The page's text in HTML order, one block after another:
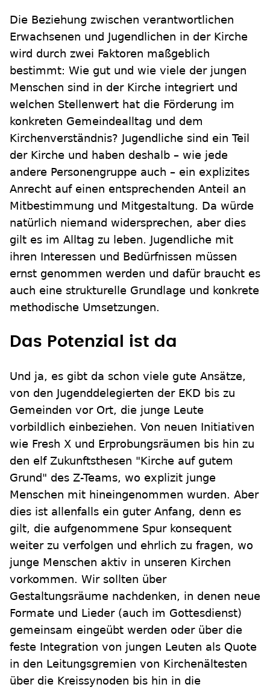
Die Beziehung zwischen verantwortlichen
Erwachsenen und Jugendlichen in der Kirche
wird durch zwei Faktoren maßgeblich
bestimmt: Wie gut und wie viele der jungen
Menschen sind in der Kirche integriert und
welchen Stellenwert hat die Förderung im
konkreten Gemeindealltag und dem
Kirchenverständnis? Jugendliche sind ein Teil
der Kirche und haben deshalb – wie jede
andere Personengruppe auch – ein explizites
Anrecht auf einen entsprechenden Anteil an
Mitbestimmung und Mitgestaltung. Da würde
natürlich niemand widersprechen, aber dies
gilt es im Alltag zu leben. Jugendliche mit
ihren Interessen und Bedürfnissen müssen
ernst genommen werden und dafür braucht es
auch eine strukturelle Grundlage und konkrete
methodische Umsetzungen.
Das Potenzial ist da
Und ja, es gibt da schon viele gute Ansätze,
von den Jugenddelegierten der EKD bis zu
Gemeinden vor Ort, die junge Leute
vorbildlich einbeziehen. Von neuen Initiativen
wie Fresh X und Erprobungsräumen bis hin zu
den elf Zukunftsthesen "Kirche auf gutem
Grund" des Z-Teams, wo explizit junge
Menschen mit hineingenommen wurden. Aber
dies ist allenfalls ein guter Anfang, denn es
gilt, die aufgenommene Spur konsequent
weiter zu verfolgen und ehrlich zu fragen, wo
junge Menschen aktiv in unseren Kirchen
vorkommen. Wir sollten über
Gestaltungsräume nachdenken, in denen neue
Formate und Lieder (auch im Gottesdienst)
gemeinsam eingeübt werden oder über die
feste Integration von jungen Leuten als Quote
in den Leitungsgremien von Kirchenältesten
über die Kreissynoden bis hin in die